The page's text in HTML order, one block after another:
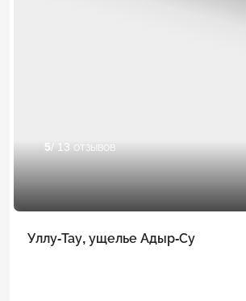
5/ 13 отзывов
Уллу-Тау, ущелье Адыр-Су